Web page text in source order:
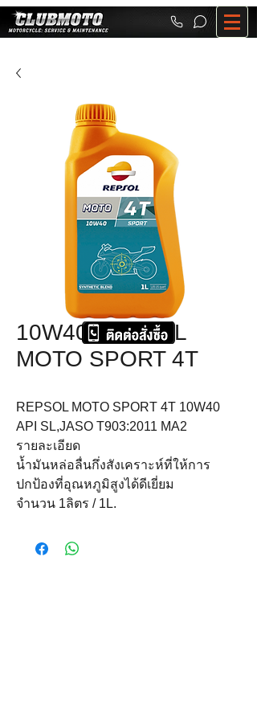
10W40 REPSOL
MOTO SPORT 4T
REPSOL MOTO SPORT 4T 10W40
API SL,JASO T903:2011 MA2
รายละเอียด
น้ำมันหล่อลื่นกึ่งสังเคราะห์ที่ให้การ
ปกป้องที่อุณหภูมิสูงได้ดีเยี่ยม
จำนวน 1ลิตร / 1L.